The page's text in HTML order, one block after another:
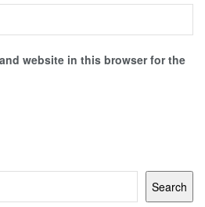
website in this browser for the
Search